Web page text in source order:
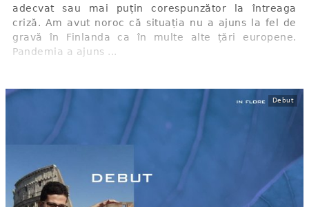
adecvat sau mai puțin corespunzător la întreaga
criză. Am avut noroc că situația nu a ajuns la fel de
gravă în Finlanda ca în multe alte țări europene.
Pandemia a ajuns ...
Debut